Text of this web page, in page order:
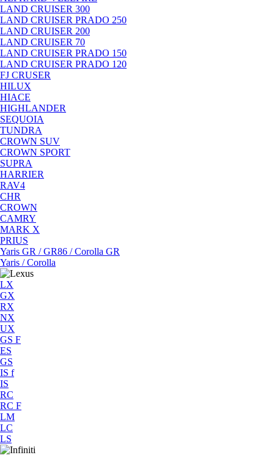
LAND CRUISER 300
LAND CRUISER PRADO 250
LAND CRUISER 200
LAND CRUISER 70
LAND CRUISER PRADO 150
LAND CRUISER PRADO 120
FJ CRUSER
HILUX
HIACE
HIGHLANDER
SEQUOIA
TUNDRA
CROWN SUV
CROWN SPORT
SUPRA
HARRIER
RAV4
CHR
CROWN
CAMRY
MARK X
PRIUS
Yaris GR / GR86 / Corolla GR
Yaris / Corolla
LX
GX
RX
NX
UX
GS F
ES
GS
IS f
IS
RC
RC F
LM
LC
LS